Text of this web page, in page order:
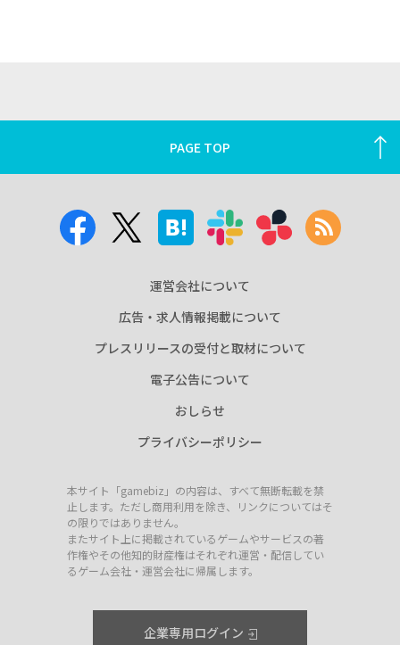
PAGE TOP
運営会社について
広告・求人情報掲載について
プレスリリースの受付と取材について
電子公告について
おしらせ
プライバシーポリシー
本サイト「gamebiz」の内容は、すべて無断転載を禁
止します。ただし商用利用を除き、リンクについてはそ
の限りではありません。
またサイト上に掲載されているゲームやサービスの著
作権やその他知的財産権はそれぞれ運営・配信してい
るゲーム会社・運営会社に帰属します。
企業専用ログイン